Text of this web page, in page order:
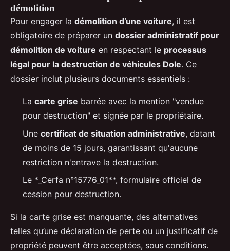
démolition
Pour engager la démolition d’une voiture, il est
obligatoire de préparer un dossier administratif pour
démolition de voiture en respectant le processus
légal pour la destruction de véhicules Dole. Ce
dossier inclut plusieurs documents essentiels :
La carte grise barrée avec la mention "vendue
pour destruction" et signée par le propriétaire.
Une certificat de situation administrative, datant
de moins de 15 jours, garantissant qu'aucune
restriction n'entrave la destruction.
Le *_Cerfa n°15776_01**, formulaire officiel de
cession pour destruction.
Si la carte grise est manquante, des alternatives
telles qu’une déclaration de perte ou un justificatif de
propriété peuvent être acceptées, sous conditions.